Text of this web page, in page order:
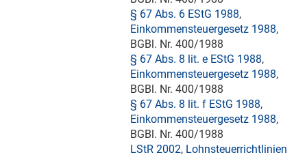
§ 67 Abs. 6 EStG 1988,
Einkommensteuergesetz 1988,
BGBl. Nr. 400/1988
§ 67 Abs. 8 lit. e EStG 1988,
Einkommensteuergesetz 1988,
BGBl. Nr. 400/1988
§ 67 Abs. 8 lit. f EStG 1988,
Einkommensteuergesetz 1988,
BGBl. Nr. 400/1988
LStR 2002, Lohnsteuerrichtlinien